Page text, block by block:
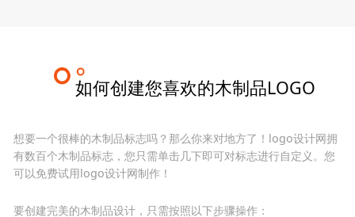
如何创建您喜欢的木制品LOGO
想要一个很棒的木制品标志吗？那么你来对地方了！logo设计网拥
有数百个木制品标志，您只需单击几下即可对标志进行自定义。您
可以免费试用logo设计网制作！
要创建完美的木制品设计，只需按照以下步骤操作：